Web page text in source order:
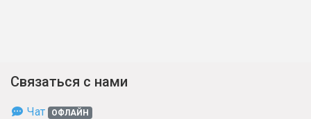
Связаться с нами
Чат ОФЛАЙН